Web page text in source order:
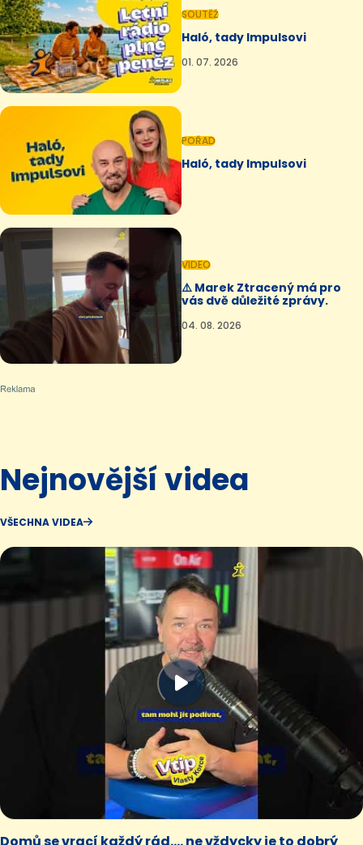
SOUTĚŽ
Haló, tady Impulsovi
01. 07. 2026
POŘAD
Haló, tady Impulsovi
VIDEO
⚠️ Marek Ztracený má pro
vás dvě důležité zprávy.
04. 08. 2026
Nejnovější videa
VŠECHNA VIDEA
Domů se vrací každý rád.... ne vždycky je to dobrý